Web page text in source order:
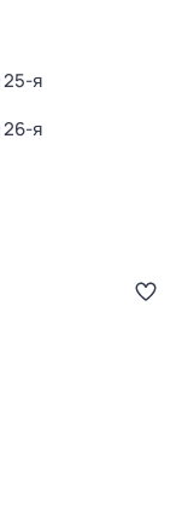
25-я
26-я